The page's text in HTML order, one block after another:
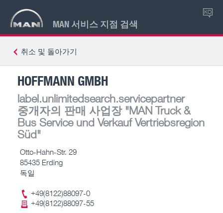
MAN 서비스 지점 검색
KO
취소 및 돌아가기
HOFFMANN GMBH
label.unlimitedsearch.servicepartner
중개자의 판매 사업장"MAN Truck &
Bus Service und Verkauf Vertriebsregion
Süd"
Otto-Hahn-Str. 29
85435 Erding
독일
+49(8122)88097-0
+49(8122)88097-55